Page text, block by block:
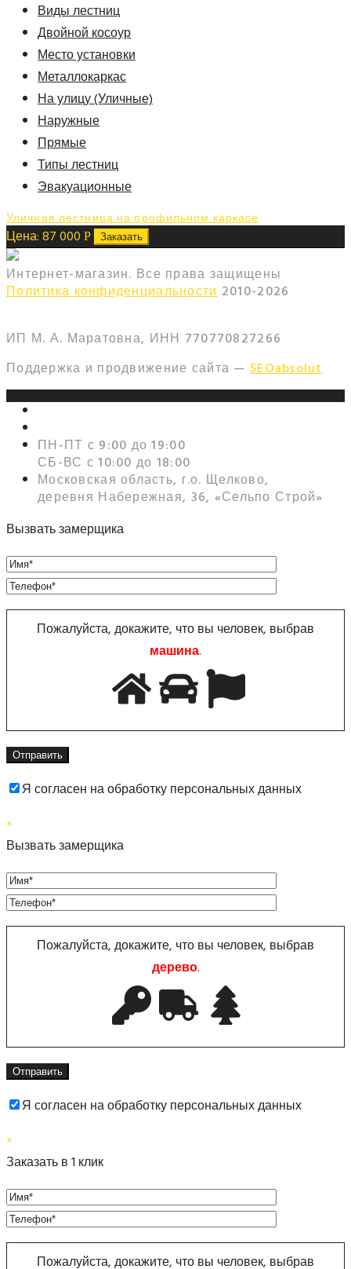
Виды лестниц
Двойной косоур
Место установки
Металлокаркас
На улицу (Уличные)
Наружные
Прямые
Типы лестниц
Эвакуационные
Уличная лестница на профильном каркасе
Цена:87 000 Р Заказать
Интернет-магазин. Все права защищены
Политика конфиденциальности2010-2026
ИП М. А. Маратовна, ИНН 770770827266
Поддержка и продвижение сайта — SEOabsolut
ПН-ПТ с 9:00 до 19:00
СБ-ВС с 10:00 до 18:00
Московская область, г.о. Щелково,
деревня Набережная, 36, «Сельпо Строй»
Вызвать замерщика
Пожалуйста, докажите, что вы человек, выбрав
машина.
Я согласен на обработку персональных данных
×
Вызвать замерщика
Пожалуйста, докажите, что вы человек, выбрав
дерево.
Я согласен на обработку персональных данных
×
Заказать в 1 клик
Пожалуйста, докажите, что вы человек, выбрав